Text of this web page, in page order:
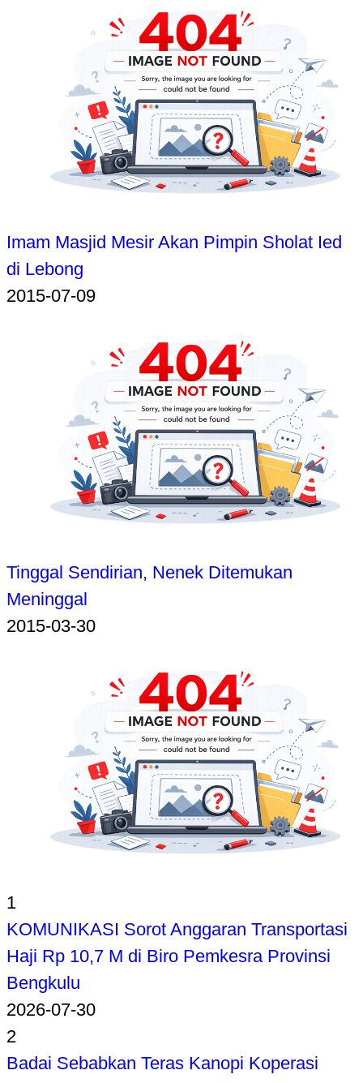
Imam Masjid Mesir Akan Pimpin Sholat Ied
di Lebong
2015-07-09
Tinggal Sendirian, Nenek Ditemukan
Meninggal
2015-03-30
1
KOMUNIKASI Sorot Anggaran Transportasi
Haji Rp 10,7 M di Biro Pemkesra Provinsi
Bengkulu
2026-07-30
2
Badai Sebabkan Teras Kanopi Koperasi